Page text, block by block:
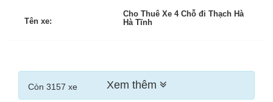
Tên xe:
Cho Thuê Xe 4 Chỗ đi Thạch Hà
Hà Tĩnh
Còn 3157 xe Xem thêm